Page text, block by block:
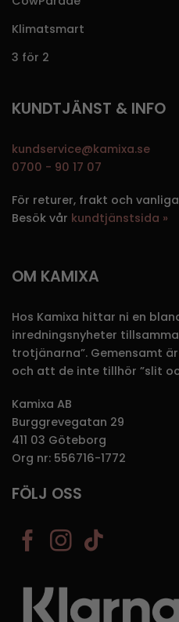
Klimatsmart
3 för 2
KUNDTJÄNST & INFO
kundservice@kamixa.se
0700 - 90 17 07
För returer, frakt och
Besök vår kundtjänstsida »
OM KAMIXA
Hos Kamixa hittar ni en
inredningsnyheter
trotjänarna”. Gemensamt
och att de inte tillhör ”slit
Kamixa AB
Burggrevegatan 29
411 03 Göteborg
Org nr: 556716-1772
FÖLJ OSS